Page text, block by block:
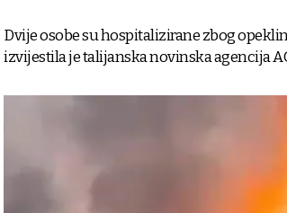
Dvije osobe su hospitalizirane zbog
izvijestila je talijanska novinska agencija